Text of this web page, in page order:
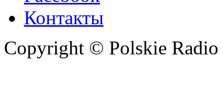
Контакты
Copyright © Polskie